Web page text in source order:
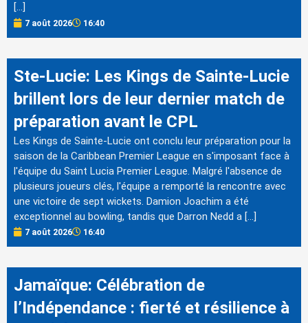
[…]
7 août 2026 16:40
Ste-Lucie: Les Kings de Sainte-Lucie
brillent lors de leur dernier match de
préparation avant le CPL
Les Kings de Sainte-Lucie ont conclu leur préparation pour la
saison de la Caribbean Premier League en s'imposant face à
l'équipe du Saint Lucia Premier League. Malgré l'absence de
plusieurs joueurs clés, l'équipe a remporté la rencontre avec
une victoire de sept wickets. Damion Joachim a été
exceptionnel au bowling, tandis que Darron Nedd a […]
7 août 2026 16:40
Jamaïque: Célébration de
l’Indépendance : fierté et résilience à